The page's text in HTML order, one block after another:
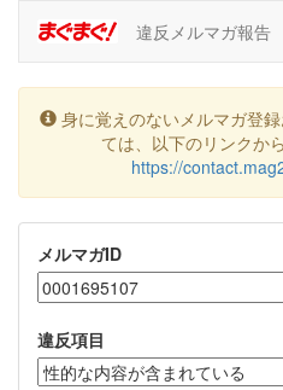
違反メルマガ報告
身に覚えのないメルマガ登
ては、以下のリンクか
https://
メルマガID
違反項目